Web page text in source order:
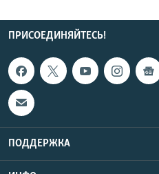
ПРИСОЕДИНЯЙТЕСЬ!
ПОДДЕРЖКА